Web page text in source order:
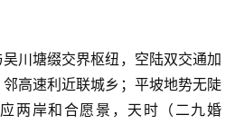
川塘缀交界枢纽，空陆双交通加
高速利近联城乡；平坡地势无陡
两岸和合愿景，天时（二九婚